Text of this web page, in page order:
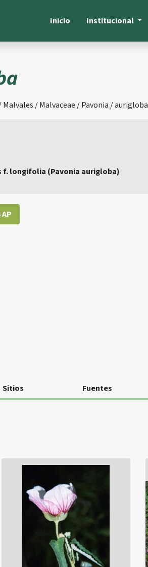
Inicio Institucional
/ Malvaceae / Pavonia / aurigloba
f. longifolia (Pavonia aurigloba)
Sitios Fuentes